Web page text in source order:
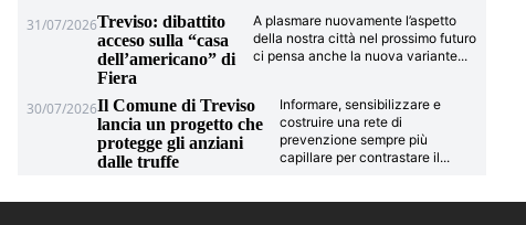
31/07/2026Treviso: dibattito
acceso sulla “casa
dell’americano” di
Fiera
A plasmare nuovamente l’aspetto
della nostra città nel prossimo futuro
ci pensa anche la nuova variante...
30/07/2026Il Comune di Treviso
lancia un progetto che
protegge gli anziani
dalle truffe
Informare, sensibilizzare e
costruire una rete di
prevenzione sempre più
capillare per contrastare il...